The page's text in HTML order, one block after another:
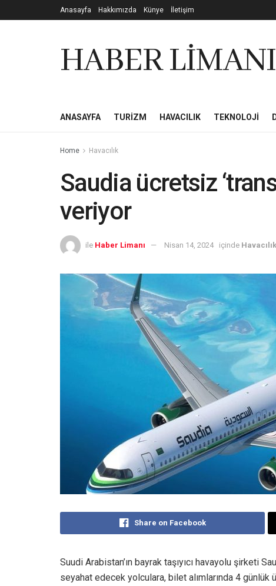
Anasayfa Hakkımızda Künye İletişim
HABER LİMANI
ANASAYFA TURIZM HAVACILIK TEKNOLOJI
Home Havacılık
Saudia ücretsiz
veriyor
ile Haber Limanı Nisan 14, 2024 içinde Havacılık
Share on Facebook
Suudi Arabistan’ın bayrak taşıyıcı havayolu şirketi
seyahat edecek yolculara, bilet alımlarında 4